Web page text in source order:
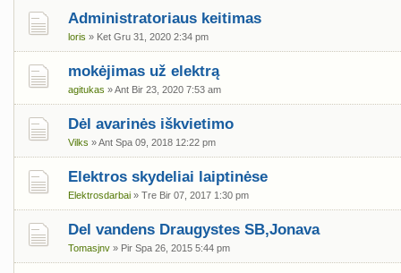
Administratoriaus keitimas
loris » Ket Gru 31, 2020 2:34 pm
mokėjimas už elektrą
agitukas » Ant Bir 23, 2020 7:53 am
Dėl avarinės iškvietimo
Vilks » Ant Spa 09, 2018 12:22 pm
Elektros skydeliai laiptinėse
Elektrosdarbai » Tre Bir 07, 2017 1:30 pm
Del vandens Draugystes SB,Jonava
Tomasjnv » Pir Spa 26, 2015 5:44 pm